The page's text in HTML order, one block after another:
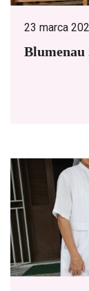
23 marca
Blumenau